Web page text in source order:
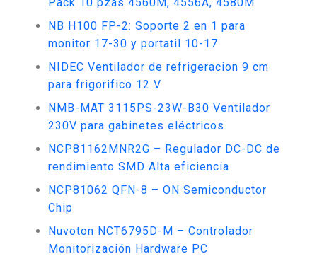
NB H100 FP-2: Soporte 2 en 1 para
monitor 17-30 y portatil 10-17
NIDEC Ventilador de refrigeracion 9 cm
para frigorifico 12 V
NMB-MAT 3115PS-23W-B30 Ventilador
230V para gabinetes eléctricos
NCP81162MNR2G – Regulador DC-DC de
rendimiento SMD Alta eficiencia
NCP81062 QFN-8 – ON Semiconductor
Chip
Nuvoton NCT6795D-M – Controlador
Monitorización Hardware PC